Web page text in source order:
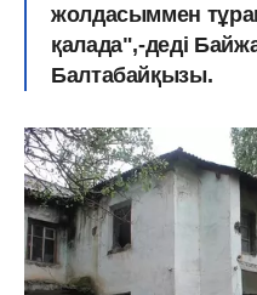
жолдасыммен
қалада",-деді
Балтабайқызы.